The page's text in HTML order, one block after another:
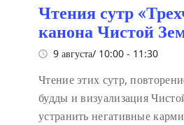
Чтения сутр
канона Чистой
9 августа/ 10:00 - 11:30
Чтение этих сутр,
будды и визуализация
устранить негативные